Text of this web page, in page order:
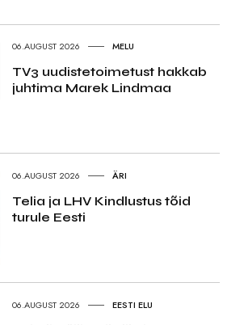
06.AUGUST 2026 MELU
TV3 uudistetoimetust hakkab
juhtima Marek Lindmaa
06.AUGUST 2026 ÄRI
Telia ja LHV Kindlustus tõid
turule Eesti
06.AUGUST 2026 EESTI ELU